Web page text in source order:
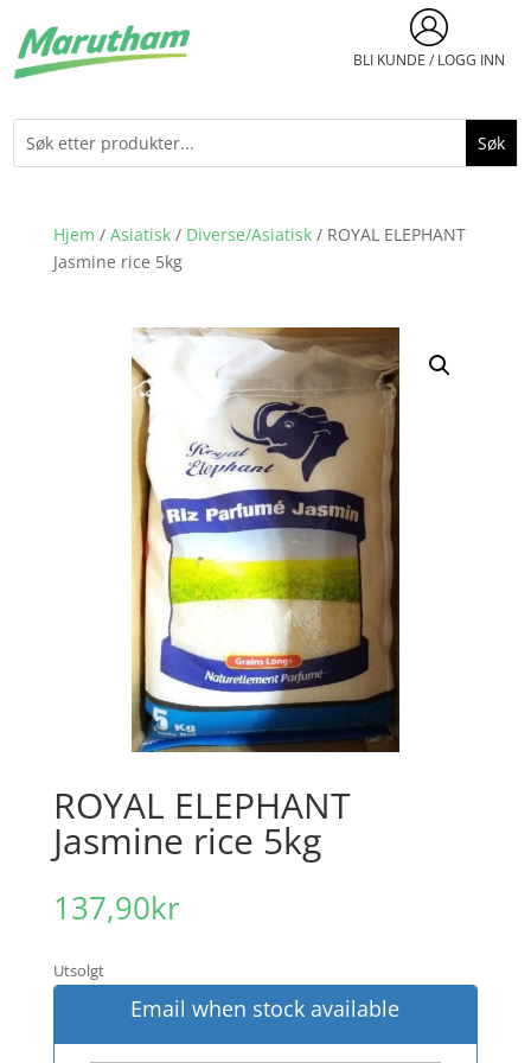
BLI KUNDE / LOGG INN
Hjem / Asiatisk/ Diverse/Asiatisk/ ROYAL ELEPHANT
Jasmine rice 5kg
ROYAL ELEPHANT
Jasmine rice 5kg
137,90kr
Utsolgt
Email when stock available